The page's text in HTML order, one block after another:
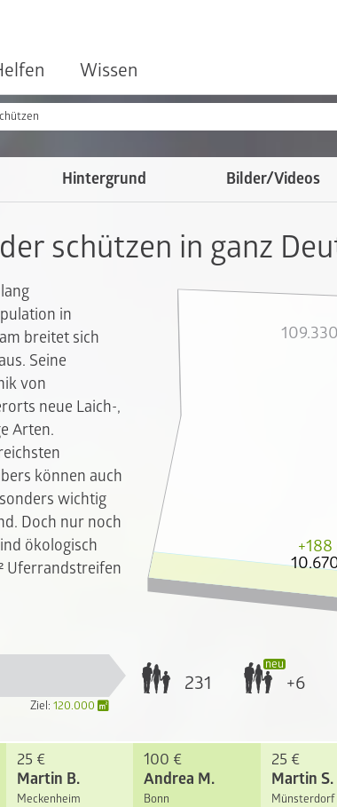
Wissen
Hintergrund Bilder/Videos
schützen in ganz
in
breitet sich
Seine
von
neue Laich-,
Arten.
können auch
wichtig
Doch nur noch
ökologisch
Uferrandstreifen
Ziel:120.000
+188
231 +6
25 €
Martin B.
Meckenheim
100 €
Andrea M.
Bonn
25 €
Martin S.
Münsterdorf